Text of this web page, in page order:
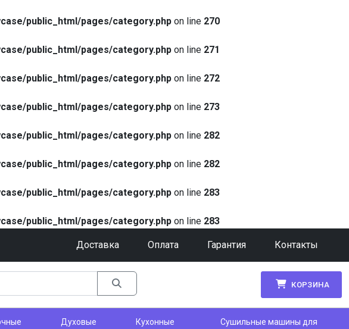
public_html/pages/category.php on line 270
public_html/pages/category.php on line 271
public_html/pages/category.php on line 272
public_html/pages/category.php on line 273
public_html/pages/category.php on line 282
public_html/pages/category.php on line 282
public_html/pages/category.php on line 283
public_html/pages/category.php on line 283
Доставка Оплата Гарантия Контакты
КОРЗИНА
Духовые
Кухонные
Сушильные машины для